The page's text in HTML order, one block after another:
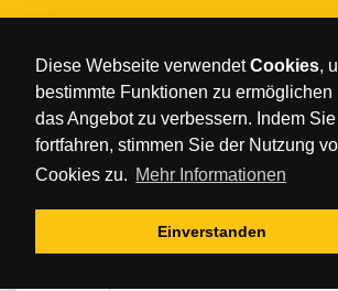
Diese Webseite verwendetCookies,
bestimmte Funktionen zu ermöglichen
das Angebot zu verbessern. Indem
fortfahren, stimmen Sie der Nutzung
Cookies zu. Mehr Informationen
Einverstanden
SONNTAG // Februar 2024
SENSATION
Rekordeuropameister Timo Boll lieferten sich